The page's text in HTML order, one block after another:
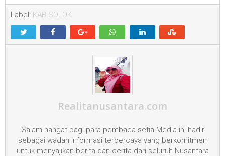
Label: KAB.SOLOK
Realitanusantara.com
Salam hangat bagi para pembaca setia Media ini hadir
sebagai wadah informasi terpercaya yang berkomitmen
untuk menyajikan berita dan cerita dari seluruh Nusantara